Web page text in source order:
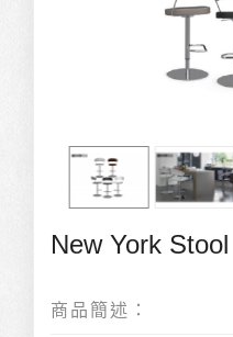
New York Stool
商品簡述：